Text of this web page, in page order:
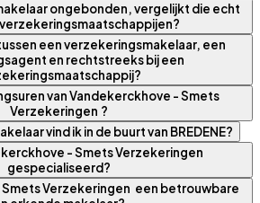
ongebonden, vergelijkt die echt
een verzekeringsmakelaar, een
en rechtstreeks bij een
van Vandekerckhove - Smets
Verzekeringen ?
vind ik in de buurt van BREDENE?
- Smets Verzekeringen
gespecialiseerd?
Smets Verzekeringen een betrouwbare